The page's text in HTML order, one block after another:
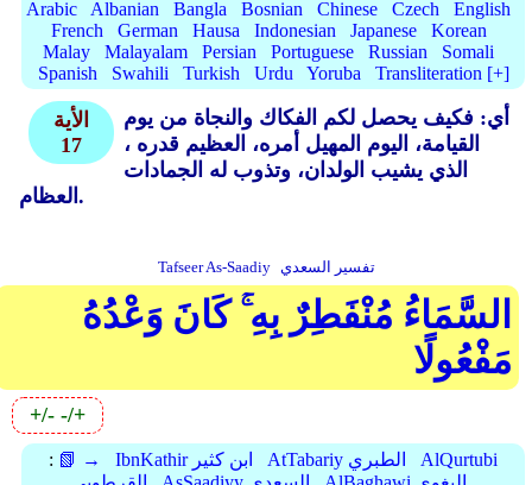
Arabic
Albanian Bangla Bosnian Chinese Czech
English
French
German Hausa Indonesian Japanese
Korean
Malay
Malayalam Persian Portuguese Russian
Somali
Spanish
Swahili Turkish Urdu Yoruba Transliteration [+]
الأية
17
أي: فكيف يحصل لكم الفكاك والنجاة من يوم
القيامة، اليوم المهيل أمره، العظيم قدره ،
الذي يشيب الولدان، وتذوب له الجمادات
العظام.
Tafseer As-Saadiy تفسير السعدي
السَّمَاءُ مُنْفَطِرٌ بِهِ ۚ كَانَ وَعْدُهُ
مَفْعُولًا
+/- -/+
: 📗 → IbnKathir ابن كثير AtTabariy الطبري
AlQurtubi